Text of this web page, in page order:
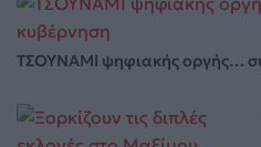
ΤΣΟΥΝΑΜΙ ψηφιακής οργής…